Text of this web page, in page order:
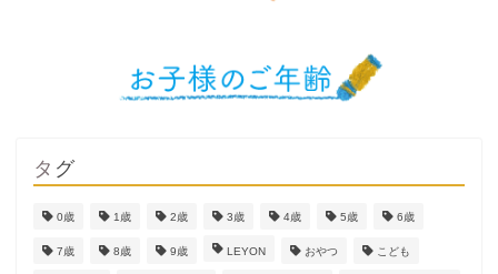
タグ
0歳 1歳 2歳 3歳 4歳 5歳 6歳
7歳 8歳 9歳 LEYON おやつ こども